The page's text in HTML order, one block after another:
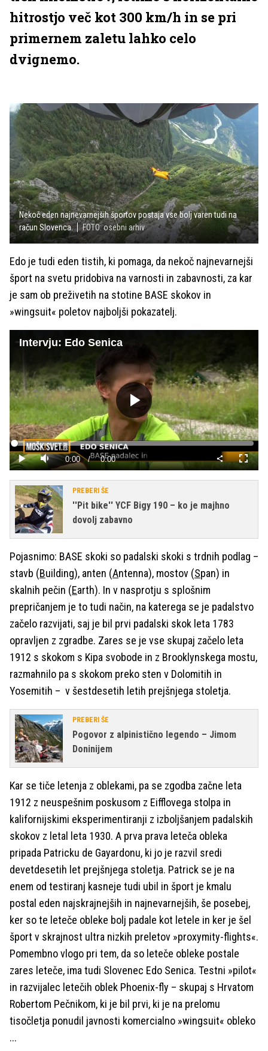
hitrostjo več kot 300 km/h in se pri
primernem zaletu lahko celo
dvignemo.
Nekoč eden najnevarnejših športov postaja vse bolj varen tudi na
račun Slovenca.
FOTO: osebni arhiv
Edo je tudi eden tistih, ki pomaga, da nekoč najnevarnejši
šport na svetu pridobiva na varnosti in zabavnosti, za kar
je sam ob preživetih na stotine BASE skokov in
»wingsuit« poletov najboljši pokazatelj.
Intervju: Edo Senica
Predvajaj
PredvajajTiho Current
Time
0:00 / Duration
0:00
Loaded:
0%
način
PREBERI ŠE
''Pit bike'' YCF Bigy 190 – ko je majhno
dovolj zabavno
Pojasnimo: BASE skoki so padalski skoki s trdnih podlag –
stavb (Building), anten (Antenna), mostov (Span) in
skalnih pečin (Earth). In v nasprotju s splošnim
prepričanjem je to tudi način, na katerega se je padalstvo
začelo razvijati, saj je bil prvi padalski skok leta 1783
opravljen z zgradbe. Zares se je vse skupaj začelo leta
1912 s skokom s Kipa svobode in z Brooklynskega mostu,
razmahnilo pa s skokom preko sten v Dolomitih in
Yosemitih – v šestdesetih letih prejšnjega stoletja.
PREBERI ŠE
Pogovor z alpinistično legendo – Jimom
Doninijem
Kar se tiče letenja z oblekami, pa se zgodba začne leta
1912 z neuspešnim poskusom z Eifflovega stolpa in
kalifornijskimi eksperimentiranji z izboljšanjem padalskih
skokov z letal leta 1930. A prva prava leteča obleka
pripada Patricku de Gayardonu, ki jo je razvil sredi
devetdesetih let prejšnjega stoletja. Patrick se je na
enem od testiranj kasneje tudi ubil in šport je kmalu
postal eden najskrajnejših in najnevarnejših, še posebej,
ker so te leteče obleke bolj padale kot letele in ker je šel
šport v skrajnost ultra nizkih preletov »proxymity-flights«.
Pomembno vlogo pri tem, da so leteče obleke postale
zares leteče, ima tudi Slovenec Edo Senica. Testni »pilot«
in razvijalec letečih oblek Phoenix-fly – skupaj s Hrvatom
Robertom Pečnikom, ki je bil prvi, ki je na prelomu
tisočletja ponudil javnosti komercialno »wingsuit« obleko
...